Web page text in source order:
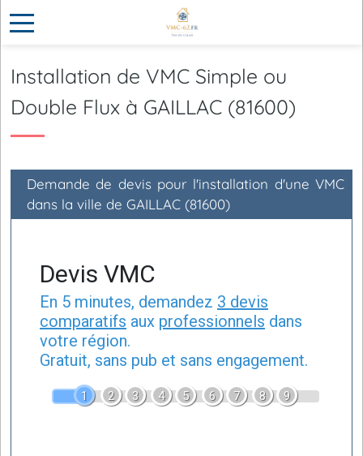
Installation de VMC Simple ou
Double Flux à GAILLAC (81600)
Demande de devis pour l'installation d'une VMC
dans la ville de GAILLAC (81600)
Devis VMC
En 5 minutes, demandez 3 devis
comparatifs aux professionnels dans
votre région.
Gratuit, sans pub et sans engagement.
1 2 3 4 5 6 7 8 9